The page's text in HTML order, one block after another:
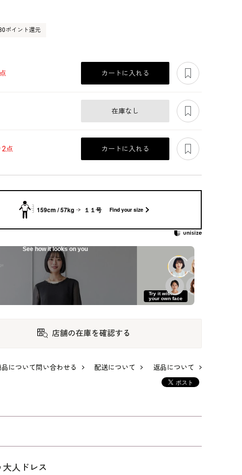
48,400 61,600 47,300
ポイント還元
カートに入れる
在庫なし
2点 カートに入れる
159cm / 57kg １１号 Find your size
See how it looks on you
Try it with
your own face
店舗の在庫を確認する
品について問い合わせる 配送について 返品について
人ドレス